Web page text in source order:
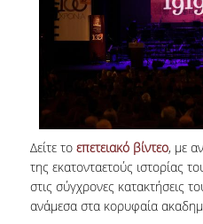
Δείτε το επετειακό βίντεο, με
της εκατονταετούς ιστορίας
στις σύγχρονες κατακτήσεις
ανάμεσα στα κορυφαία